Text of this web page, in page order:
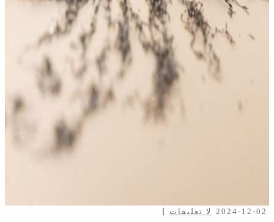
2024-12-02 لا تعليقات